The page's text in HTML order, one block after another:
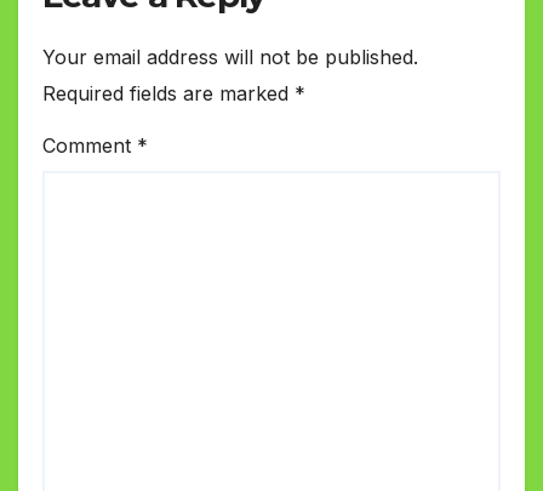
Your email address will not be published.
Required fields are marked *
Comment *